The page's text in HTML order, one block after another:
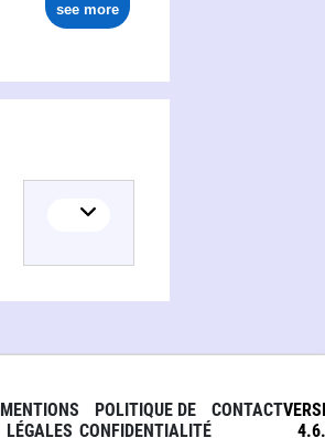
see more
MENTIONS
LÉGALES
POLITIQUE DE
CONFIDENTIALITÉ
CONTACT